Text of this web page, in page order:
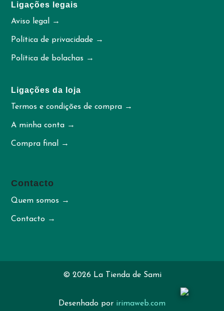
Ligações legais
Aviso legal →
Política de privacidade →
Política de bolachas →
Ligações da loja
Termos e condições de compra →
A minha conta →
Compra final →
Contacto
Quem somos →
Contacto →
© 2026 La Tienda de Sami
Desenhado por irimaweb.com